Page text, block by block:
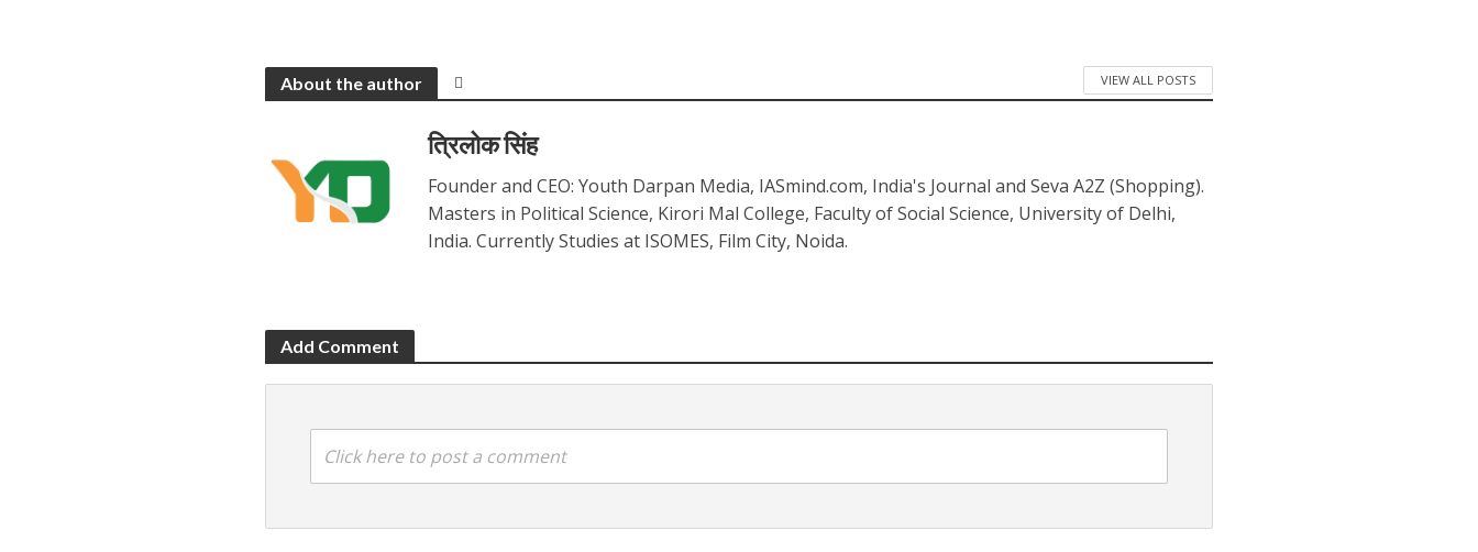
About the author VIEW ALL POSTS
त्रिलोक सिंह
Founder and CEO: Youth Darpan Media, IASmind.com, India's Journal and Seva A2Z (Shopping).
Masters in Political Science, Kirori Mal College, Faculty of Social Science, University of Delhi,
India. Currently Studies at ISOMES, Film City, Noida.
Add Comment
Click here to post a comment